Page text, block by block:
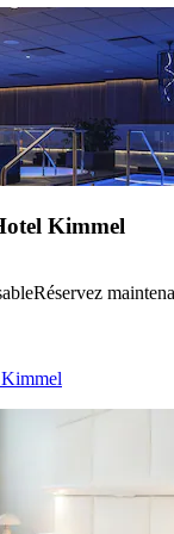
Kimmel
Réservez